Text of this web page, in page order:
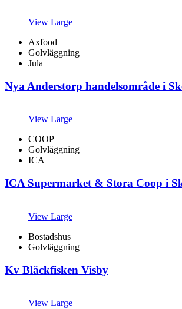
View Large
Axfood
Golvläggning
Jula
Nya Anderstorp handelsområde i
View Large
COOP
Golvläggning
ICA
ICA Supermarket & Stora Coop i
View Large
Bostadshus
Golvläggning
Kv Bläckfisken Visby
View Large